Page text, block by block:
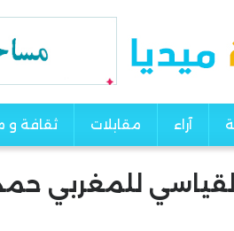
آراء مقابلات ثقافة و
للمغربي